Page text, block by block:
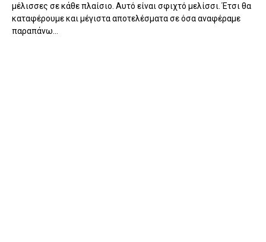
μέλισσες σε κάθε πλαίσιο. Αυτό είναι σφιχτό μελίσσι. Έτσι θα
καταφέρουμε και μέγιστα αποτελέσματα σε όσα αναφέραμε
παραπάνω...